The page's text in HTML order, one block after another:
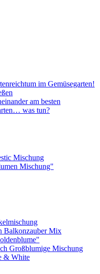
im Gemüsegarten!
am besten
was tun?
Mischung
Mischung"
Balkonzauber Mix
Großblumige Mischung
& White